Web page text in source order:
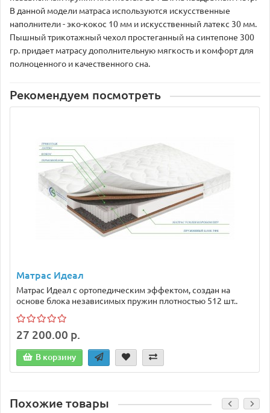
В данной модели матраса используются искусственные
наполнители - эко-кокос 10 мм и искусственный латекс 30 мм.
Пышный трикотажный чехол простеганный на синтепоне 300
гр. придает матрасу дополнительную мягкость и комфорт для
полноценного и качественного сна.
Рекомендуем посмотреть
Матрас Идеал
Матрас Идеал с ортопедическим эффектом, создан на
основе блока независимых пружин плотностью 512 шт..
27 200.00 р.
В корзину
Похожие товары